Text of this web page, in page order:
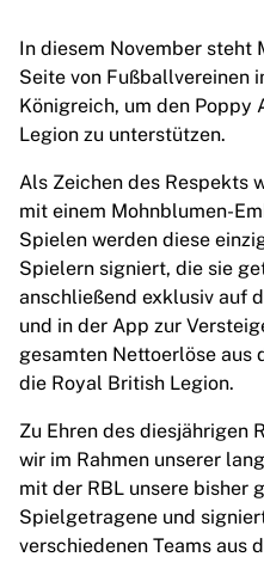
Weltmeisterschaftsauktionen
Produkte
Getragene Trikots
Signierte Trikots
Debüttrikots
Gerahmte Trikots
Fußball
Highlights
Weltmeisterschaftsauktionen
Legend-Kollektion
MLS
Alle Fußball-Artikel anzeigen
England
Norwegen
Vereinigte Staaten
Paris
In diesem November steht
Seite von Fußballvereinen
Königreich, um den Poppy
Legion zu unterstützen.
Als Zeichen des Respekts
mit einem Mohnblumen-
Spielen werden diese
Spielern signiert, die sie
anschließend exklusiv auf
und in der App zur
gesamten Nettoerlöse aus
die Royal British Legion.
Zu Ehren des diesjährigen
wir im Rahmen unserer
mit der RBL unsere bisher
Spielgetragene und
verschiedenen Teams aus